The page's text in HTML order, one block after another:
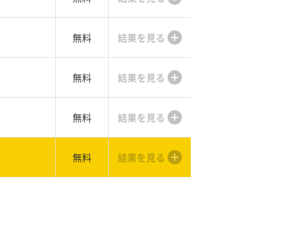
無料 結果を見る
無料 結果を見る
無料 結果を見る
無料 結果を見る